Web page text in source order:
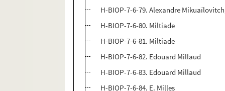
H-BIOP-7-6-79. Alexandre
H-BIOP-7-6-80. Miltiade
H-BIOP-7-6-81. Miltiade
H-BIOP-7-6-82. Edouard Millaud
H-BIOP-7-6-83. Edouard Millaud
H-BIOP-7-6-84. E. Milles